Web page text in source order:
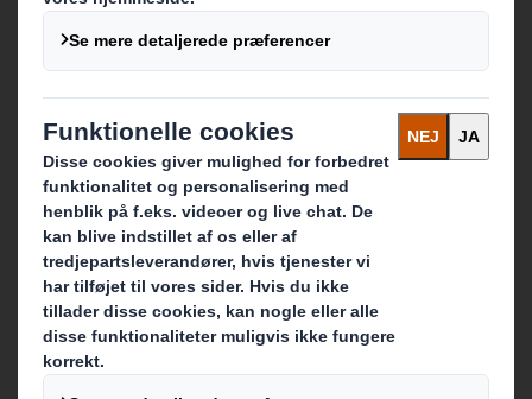
Hvem vi er
Om os
Bæredygtighed
Medier
Karriere
Hvad vi laver